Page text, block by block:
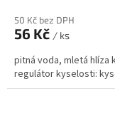
50 Kč bez DPH
56 Kč / ks
pitná voda, mletá hlíza
regulátor kyselosti: